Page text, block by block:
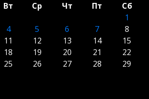
Вт Ср Чт Пт
Сб
1
4 5 6 7
8
11 12 13 14
15
18 19 20 21
22
25 26 27 28
29